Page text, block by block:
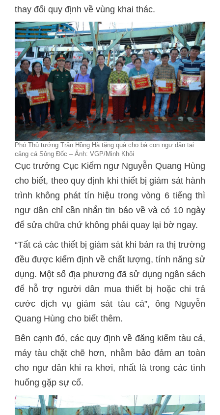
thay đổi quy định về vùng khai thác.
Phó Thủ tướng Trần Hồng Hà tặng quà cho bà con ngư dân tại
cảng cá Sông Đốc – Ảnh: VGP/Minh Khôi
Cục trưởng Cục Kiểm ngư Nguyễn Quang Hùng
cho biết, theo quy định khi thiết bị giám sát hành
trình không phát tín hiệu trong vòng 6 tiếng thì
ngư dân chỉ cần nhắn tin báo về và có 10 ngày
để sửa chữa chứ không phải quay lại bờ ngay.
“Tất cả các thiết bị giám sát khi bán ra thị trường
đều được kiểm định về chất lượng, tính năng sử
dụng. Một số địa phương đã sử dụng ngân sách
để hỗ trợ người dân mua thiết bị hoặc chi trả
cước dịch vụ giám sát tàu cá”, ông Nguyễn
Quang Hùng cho biết thêm.
Bên cạnh đó, các quy định về đăng kiểm tàu cá,
máy tàu chặt chẽ hơn, nhằm bảo đảm an toàn
cho ngư dân khi ra khơi, nhất là trong các tình
huống gặp sự cố.